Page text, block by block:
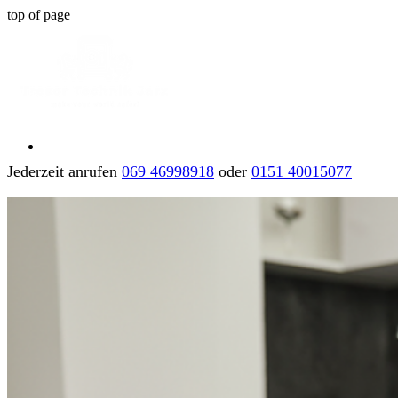
top of page
Jederzeit anrufen 069 46998918 oder 0151 40015077